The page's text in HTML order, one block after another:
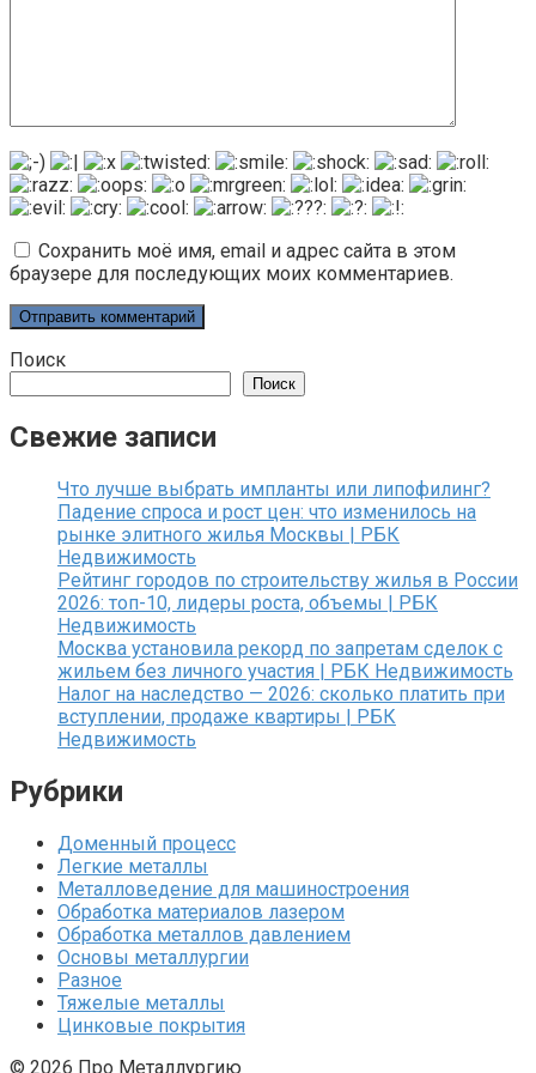
Сохранить моё имя, email и адрес сайта в этом
браузере для последующих моих комментариев.
Поиск
Поиск
Свежие записи
Что лучше выбрать импланты или липофилинг?
Падение спроса и рост цен: что изменилось на
рынке элитного жилья Москвы | РБК
Недвижимость
Рейтинг городов по строительству жилья в России
2026: топ-10, лидеры роста, объемы | РБК
Недвижимость
Москва установила рекорд по запретам сделок с
жильем без личного участия | РБК Недвижимость
Налог на наследство — 2026: сколько платить при
вступлении, продаже квартиры | РБК
Недвижимость
Рубрики
Доменный процесс
Легкие металлы
Металловедение для машиностроения
Обработка материалов лазером
Обработка металлов давлением
Основы металлургии
Разное
Тяжелые металлы
Цинковые покрытия
© 2026 Про Металлургию